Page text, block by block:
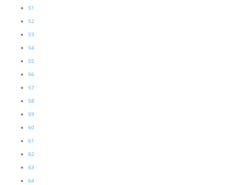
51
52
53
54
55
56
57
58
59
60
61
62
63
64